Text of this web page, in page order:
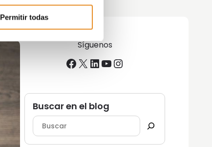
Permitir todas
Síguenos
Facebook
X LinkedIn
YouTube
Instagram
Buscar en el blog